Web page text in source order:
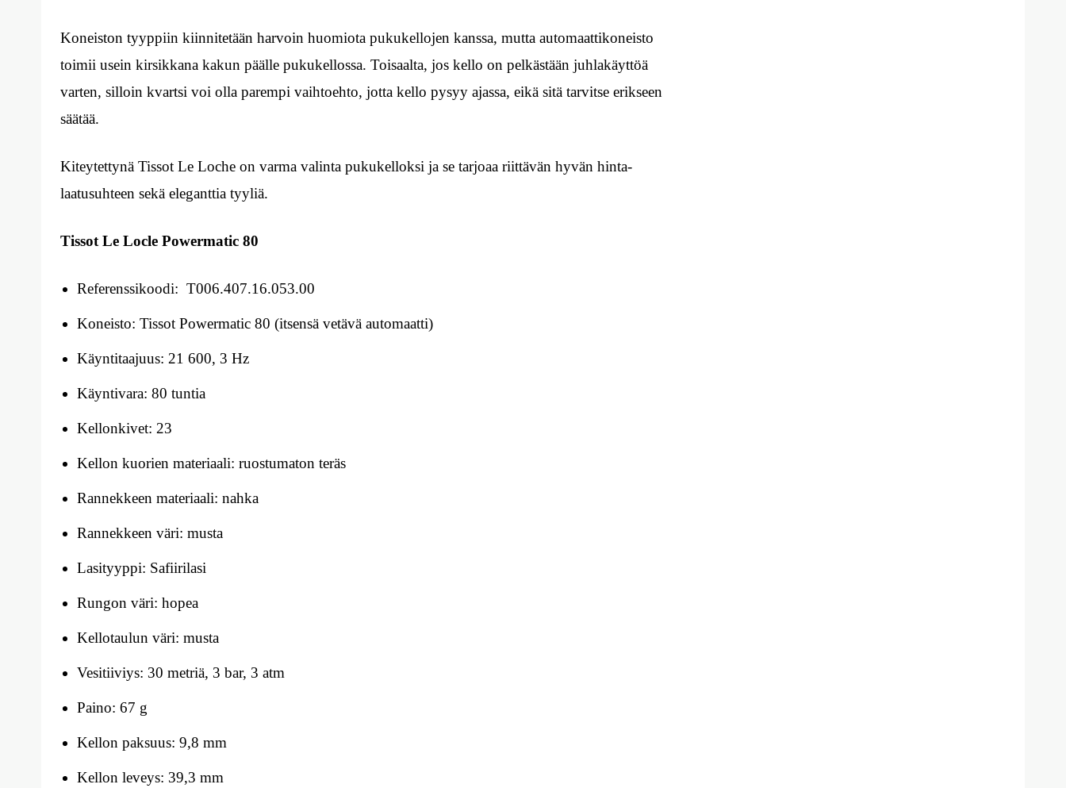
Koneiston tyyppiin kiinnitetään harvoin huomiota pukukellojen kanssa, mutta automaattikoneisto
toimii usein kirsikkana kakun päälle pukukellossa. Toisaalta, jos kello on pelkästään juhlakäyttöä
varten, silloin kvartsi voi olla parempi vaihtoehto, jotta kello pysyy ajassa, eikä sitä tarvitse erikseen
säätää.
Kiteytettynä Tissot Le Loche on varma valinta pukukelloksi ja se tarjoaa riittävän hyvän hinta-
laatusuhteen sekä eleganttia tyyliä.
Tissot Le Locle Powermatic 80
Referenssikoodi: T006.407.16.053.00
Koneisto: Tissot Powermatic 80 (itsensä vetävä automaatti)
Käyntitaajuus: 21 600, 3 Hz
Käyntivara: 80 tuntia
Kellonkivet: 23
Kellon kuorien materiaali: ruostumaton teräs
Rannekkeen materiaali: nahka
Rannekkeen väri: musta
Lasityyppi: Safiirilasi
Rungon väri: hopea
Kellotaulun väri: musta
Vesitiiviys: 30 metriä, 3 bar, 3 atm
Paino: 67 g
Kellon paksuus: 9,8 mm
Kellon leveys: 39,3 mm